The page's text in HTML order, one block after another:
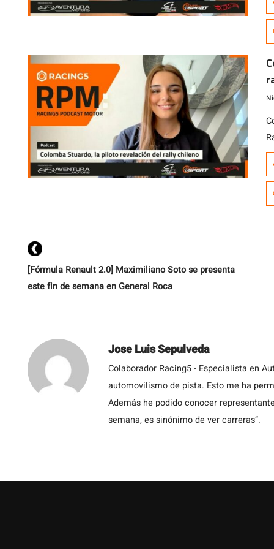
[Fórmula Renault 2.0] Maximiliano Soto se presenta
este fin de semana en General Roca
Jose Luis Sepulveda
Colaborador Racing5 - Especialista en
automovilismo de pista. Esto me ha
Además he podido conocer
semana, es sinónimo de ver carreras”.